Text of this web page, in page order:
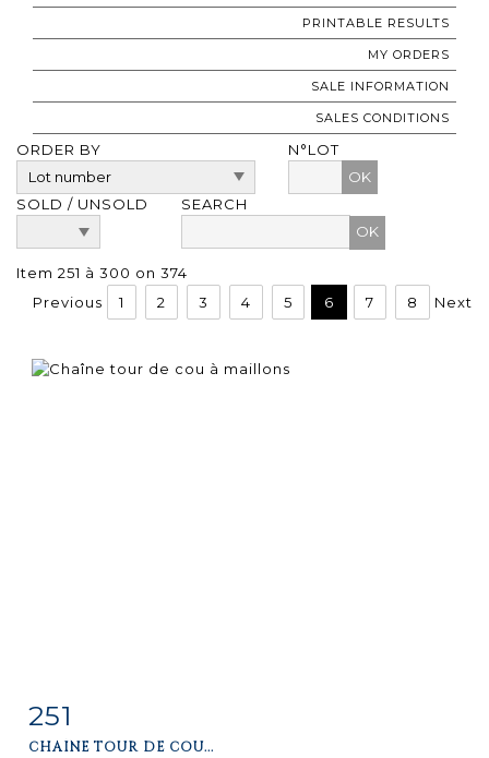
PRINTABLE RESULTS
MY ORDERS
SALE INFORMATION
SALES CONDITIONS
ORDER BY
N°LOT
OK
SOLD / UNSOLD
SEARCH
Item 251 à 300 on 374
Previous
1 2 3 4 5 6 7 8 Next
Item detail
251
CHAÎNE TOUR DE COU...